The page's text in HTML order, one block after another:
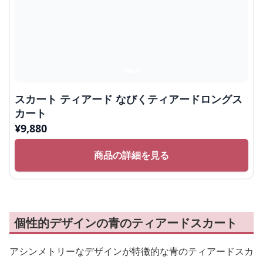
スカート ティアード なびくティアードロングス
カート
¥9,880
商品の詳細を見る
個性的デザインの青のティアードスカート
アシンメトリーなデザインが特徴的な青のティアードスカ